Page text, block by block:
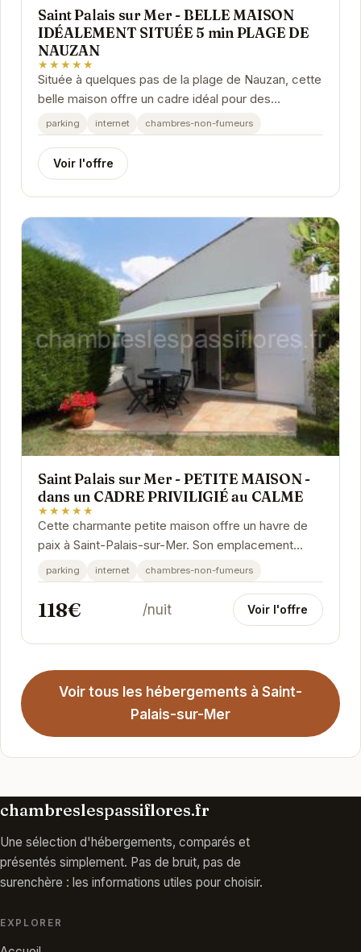
Saint Palais sur Mer - BELLE MAISON
IDÉALEMENT SITUÉE 5 min PLAGE DE
NAUZAN
★★★★★
Située à quelques pas de la plage de Nauzan, cette
belle maison offre un cadre idéal pour des
vacances en famille ou entre amis. Profitez d'un...
parking internet chambres-non-fumeurs
Voir l'offre
Saint Palais sur Mer - PETITE MAISON -
dans un CADRE PRIVILIGIÉ au CALME
★★★★★
Cette charmante petite maison offre un havre de
paix à Saint-Palais-sur-Mer. Son emplacement
privilégié, au calme et proche de l'océan, en fait...
parking internet chambres-non-fumeurs
118€ /nuit Voir l'offre
Voir tous les hébergements à Saint-
Palais-sur-Mer
chambreslespassiflores.fr
Une sélection d'hébergements, comparés et
présentés simplement. Pas de bruit, pas de
surenchère : les informations utiles pour choisir.
EXPLORER